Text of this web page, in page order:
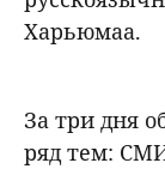
Харьюмаа.
За три дня
ряд тем: